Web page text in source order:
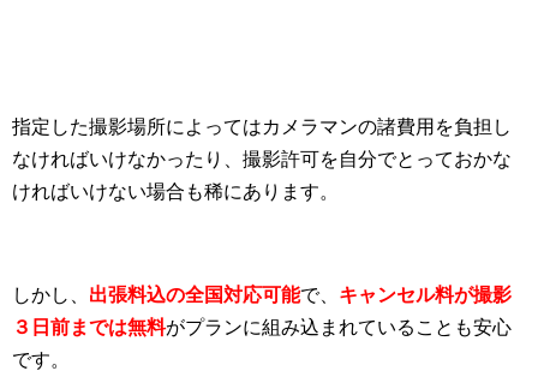
指定した撮影場所によってはカメラマンの諸費用を負担し
なければいけなかったり、撮影許可を自分でとっておかな
ければいけない場合も稀にあります。
しかし、 出張料込の全国対応可能で、 キャンセル料が撮影
３日前までは無料がプランに組み込まれていることも安心
です。